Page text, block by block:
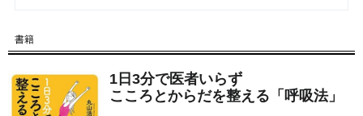
は？
書籍
1日3分で医者いらず
こころとからだを整える「呼吸法」